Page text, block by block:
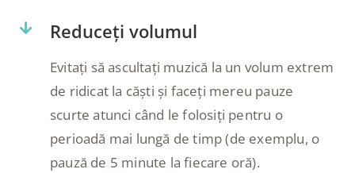
Reduceți volumul
Evitați să ascultați muzică la un volum extrem
de ridicat la căști și faceți mereu pauze
scurte atunci când le folosiți pentru o
perioadă mai lungă de timp (de exemplu, o
pauză de 5 minute la fiecare oră).